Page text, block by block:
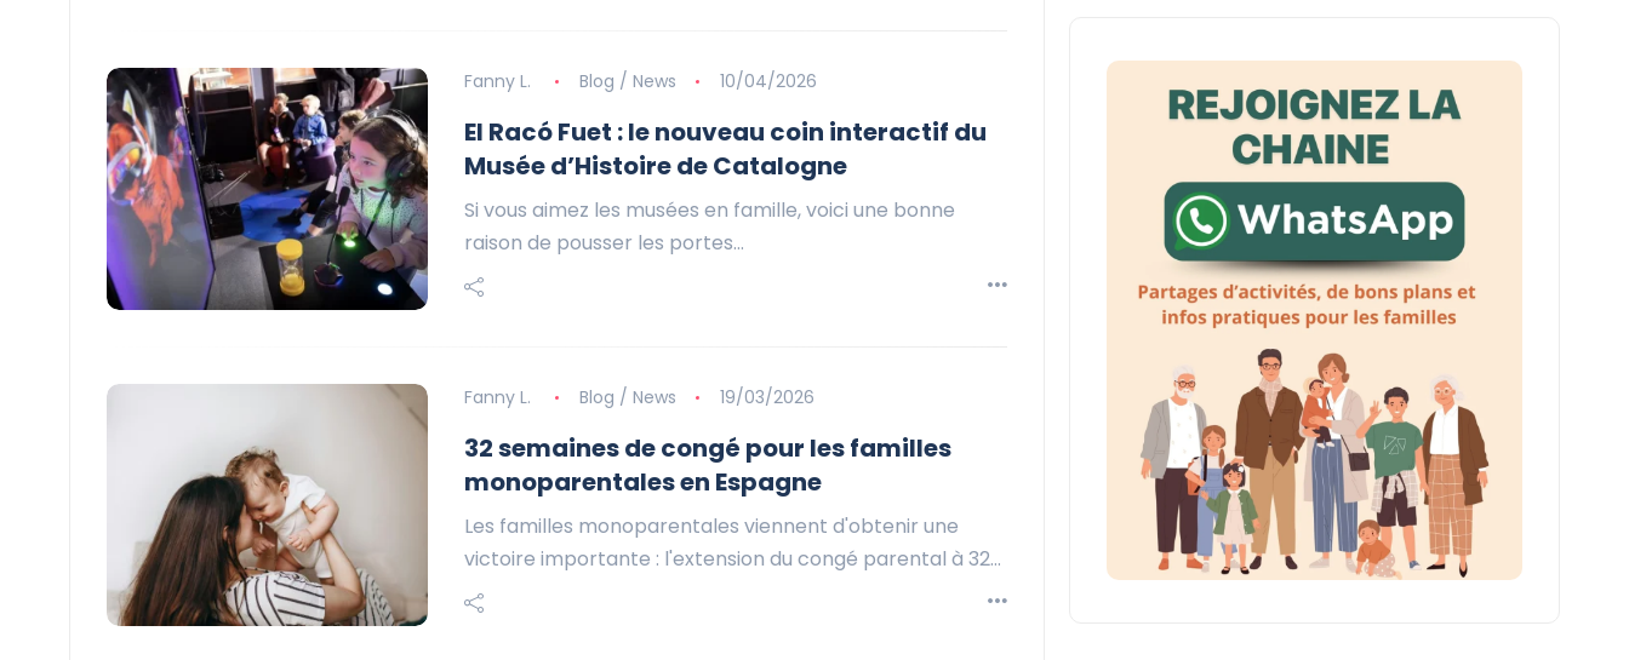
Fanny L. Blog / News 10/04/2026
El Racó Fuet : le nouveau coin interactif du
Musée d’Histoire de Catalogne
Si vous aimez les musées en famille, voici une bonne
raison de pousser les portes…
Fanny L. Blog / News 19/03/2026
32 semaines de congé pour les familles
monoparentales en Espagne
Les familles monoparentales viennent d'obtenir une
victoire importante : l'extension du congé parental à 32…